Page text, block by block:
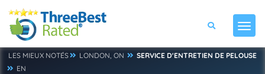
LES MIEUX NOTÉS LONDON, ON
SERVICE D'ENTRETIEN DE PELOUSE
EN